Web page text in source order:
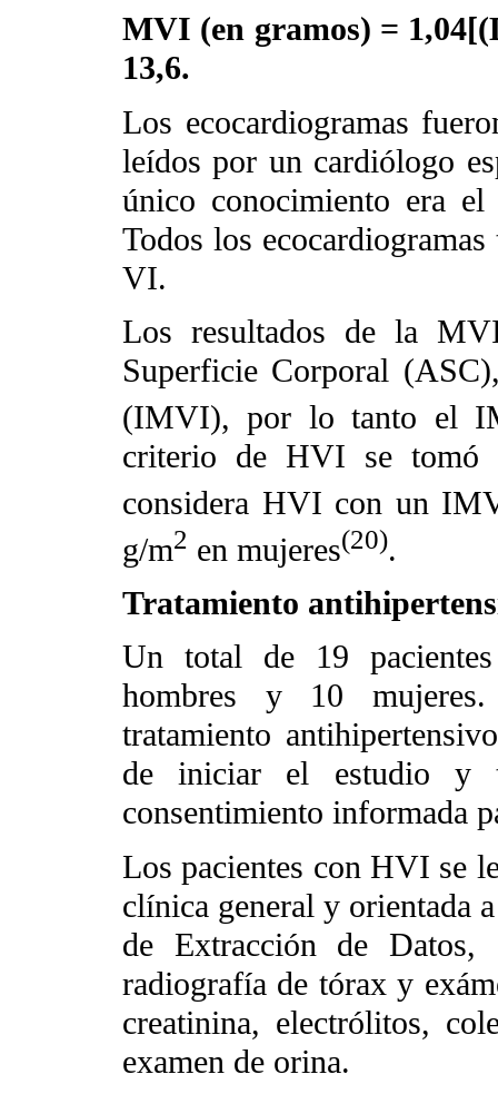
MVI (en gramos) =
13,6.
Los ecocardiogramas
leídos por un cardiólogo
único conocimiento era
Todos los
VI.
Los resultados de la
Superficie Corporal
(IMVI), por lo tanto el
criterio de HVI se tomó
considera HVI con un
g/m2 en mujeres(20).
Tratamiento
Un total de 19
hombres y 10
tratamiento
de iniciar el estudio y
consentimiento informada
Los pacientes con HVI se
clínica general y orientada
de Extracción de Datos,
radiografía de tórax y
creatinina, electrólitos,
examen de orina.